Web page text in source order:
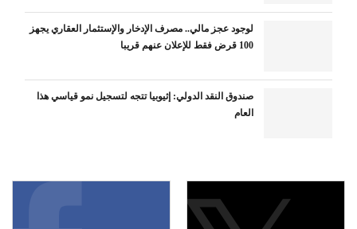
لوجود عجز مالي.. مصرف الإدخار والإستثمار العقاري يجهز
100 قرض فقط للإعلان عنهم قريبا
صندوق النقد الدولي: إثيوبيا تتجه لتسجيل نمو قياسي هذا
العام